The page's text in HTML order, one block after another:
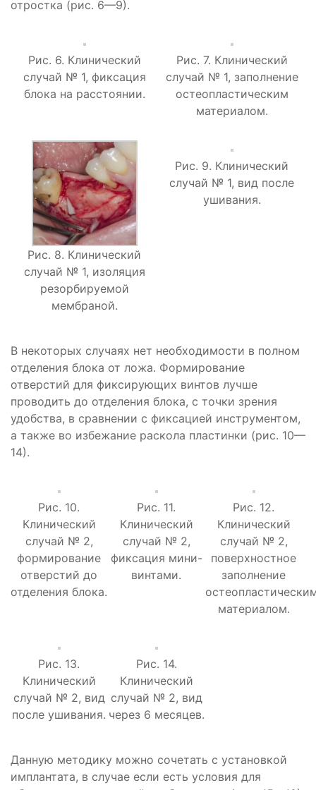
отростка (рис. 6—9).
Рис. 6. Клинический
случай № 1, фиксация
блока на расстоянии.
Рис. 7. Клинический
случай № 1, заполнение
остеопластическим
материалом.
Рис. 8. Клинический
случай № 1, изоляция
резорбируемой
мембраной.
Рис. 9. Клинический
случай № 1, вид после
ушивания.
В некоторых случаях нет необходимости в полном
отделения блока от ложа. Формирование
отверстий для фиксирующих винтов лучше
проводить до отделения блока, с точки зрения
удобства, в сравнении с фиксацией инструментом,
а также во избежание раскола пластинки (рис. 10—
14).
Рис. 10.
Клинический
случай № 2,
формирование
отверстий до
отделения блока.
Рис. 11.
Клинический
случай № 2,
фиксация мини-
винтами.
Рис. 12.
Клинический
случай № 2,
поверхностное
заполнение
материалом.
Рис. 13.
Клинический
случай № 2, вид
после ушивания.
Рис. 14.
Клинический
случай № 2, вид
через 6 месяцев.
Данную методику можно сочетать с установкой
имплантата, в случае если есть условия для